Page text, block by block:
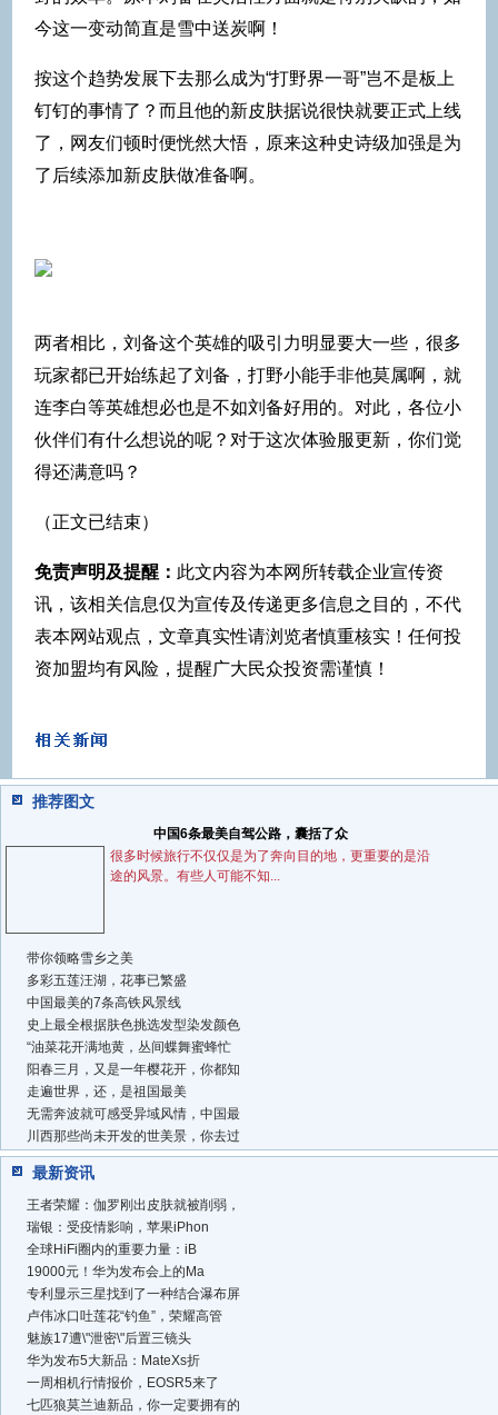
今这一变动简直是雪中送炭啊！
按这个趋势发展下去那么成为“打野界一哥”岂不是板上
钉钉的事情了？而且他的新皮肤据说很快就要正式上线
了，网友们顿时便恍然大悟，原来这种史诗级加强是为
了后续添加新皮肤做准备啊。
两者相比，刘备这个英雄的吸引力明显要大一些，很多
玩家都已开始练起了刘备，打野小能手非他莫属啊，就
连李白等英雄想必也是不如刘备好用的。对此，各位小
伙伴们有什么想说的呢？对于这次体验服更新，你们觉
得还满意吗？
（正文已结束）
免责声明及提醒： 此文内容为本网所转载企业宣传资
讯，该相关信息仅为宣传及传递更多信息之目的，不代
表本网站观点，文章真实性请浏览者慎重核实！任何投
资加盟均有风险，提醒广大民众投资需谨慎！
推荐图文
中国6条最美自驾公路，囊括了众
很多时候旅行不仅仅是为了奔向目的地，更重要的是沿
途的风景。有些人可能不知...
带你领略雪乡之美
多彩五莲汪湖，花事已繁盛
中国最美的7条高铁风景线
史上最全根据肤色挑选发型染发颜色
“油菜花开满地黄，丛间蝶舞蜜蜂忙
阳春三月，又是一年樱花开，你都知
走遍世界，还，是祖国最美
无需奔波就可感受异域风情，中国最
川西那些尚未开发的世美景，你去过
最新资讯
王者荣耀：伽罗刚出皮肤就被削弱，
瑞银：受疫情影响，苹果iPhon
全球HiFi圈内的重要力量：iB
19000元！华为发布会上的Ma
专利显示三星找到了一种结合瀑布屏
卢伟冰口吐莲花“钓鱼”，荣耀高管
魅族17遭\"泄密\"后置三镜头
华为发布5大新品：MateXs折
一周相机行情报价，EOSR5来了
七匹狼莫兰迪新品，你一定要拥有的